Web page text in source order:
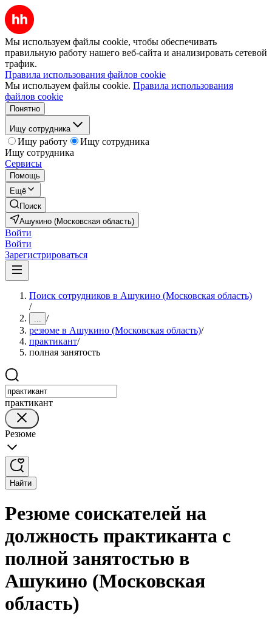
Мы используем файлы cookie, чтобы обеспечивать
правильную работу нашего веб-сайта и анализировать сетевой
трафик.
Правила использования файлов cookie
Мы используем файлы cookie. Правила использования
файлов cookie
Понятно
Ищу сотрудника
Ищу работу
Ищу сотрудника
Ищу сотрудника
Сервисы
Помощь
Ещё
Поиск
Ашукино (Московская область)
Войти
Войти
Зарегистрироваться
Поиск сотрудников в Ашукино (Московская область)
/
... /
резюме в Ашукино (Московская область)/
практикант/
полная занятость
практикант
Резюме
Найти
Резюме соискателей на
должность практиканта с
полной занятостью в
Ашукино (Московская
область)